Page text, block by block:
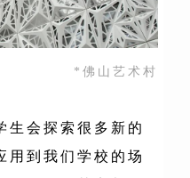
*佛山艺术村
生会探索很多新的
用到我们学校的场